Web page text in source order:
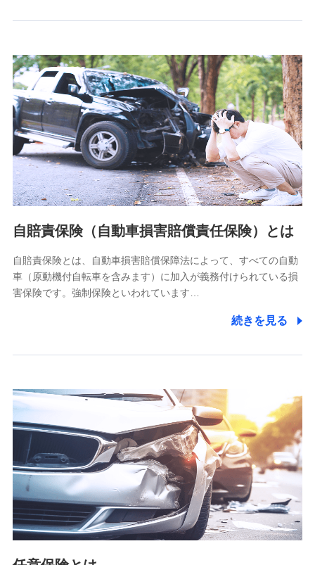
をお送りするため
分析するため
当社の対応品質向上やお問い合わせ内容の正確な把握のため
個人情報保護管理者の職名、連絡先
株式会社ドコモ・インシュアランス 営業部長
〒103-0013 東京都中央区日本橋人形町2-14-10 アーバン
ネット日本橋ビル 3F
株式会社ドコモ・インシュアランス
個人情報の第三者提供について
除き、第三者に提供いたしません。
業務の委託
当社は利用目的の達成に必要な範囲内において個人情報の取
【共同して利用される利用データの項目】
当社又は株式会社NTTドコモがサービス提供等を通じて取得
した、以下の情報などの個人データ
基本情報
氏名、電話番号、メールアドレス、お客さまの識別子、
属性、連絡先、dポイントサービスのご利用に関する情
報。例として、dポイントカード番号、性別、年齢、家族
構成、住所、dポイント残高、dポイント利用履歴などが
含まれます。
自賠責保険（自動車損害賠償責任保険）とは
自賠責保険とは、自動車損害賠償保障法によって、すべての自動
車（原動機付自転車を含みます）に加入が義務付けられている損
害保険です。強制保険といわれています…
続きを見る